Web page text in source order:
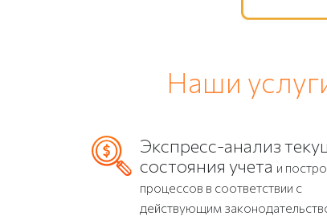
Наши
Экспресс-анализ
состояния учета и
процессов в соответствии с
действующим